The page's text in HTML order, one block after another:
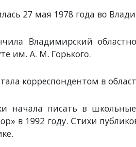
27 мая 1978 года во
Владимирский
им. А. М. Горького.
корреспондентом в
начала писать в
в 1992 году. Стихи